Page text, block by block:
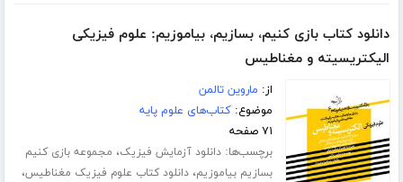
دانلود کتاب بازی کنیم، بسازیم، بیاموزیم: علوم فیزیکی
الیکتریسیته و مغناطیس
از: ماروین تالمن
موضوع:کتاب‌های علوم پایه
۷۱ صفحه
برچسب‌ها:دانلود آزمایش فیزیک، مجموعه بازی کنیم
بسازیم بیاموزیم،دانلود کتاب علوم فیزیک مغناطیس،